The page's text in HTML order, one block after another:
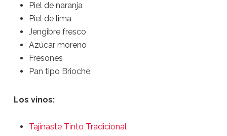
Piel de naranja
Piel de lima
Jengibre fresco
Azúcar moreno
Fresones
Pan tipo Brioche
Los vinos:
Tajinaste Tinto Tradicional